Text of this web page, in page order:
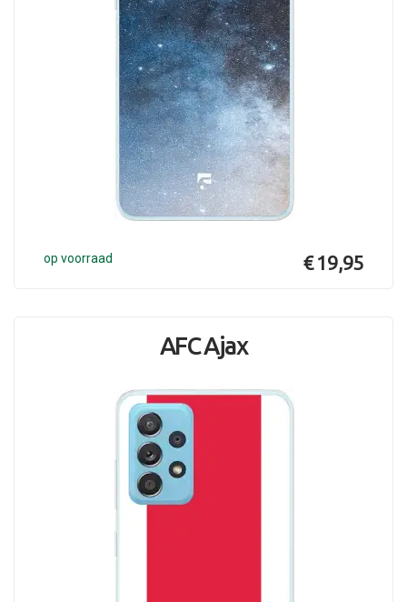
op voorraad € 19,95
AFC Ajax